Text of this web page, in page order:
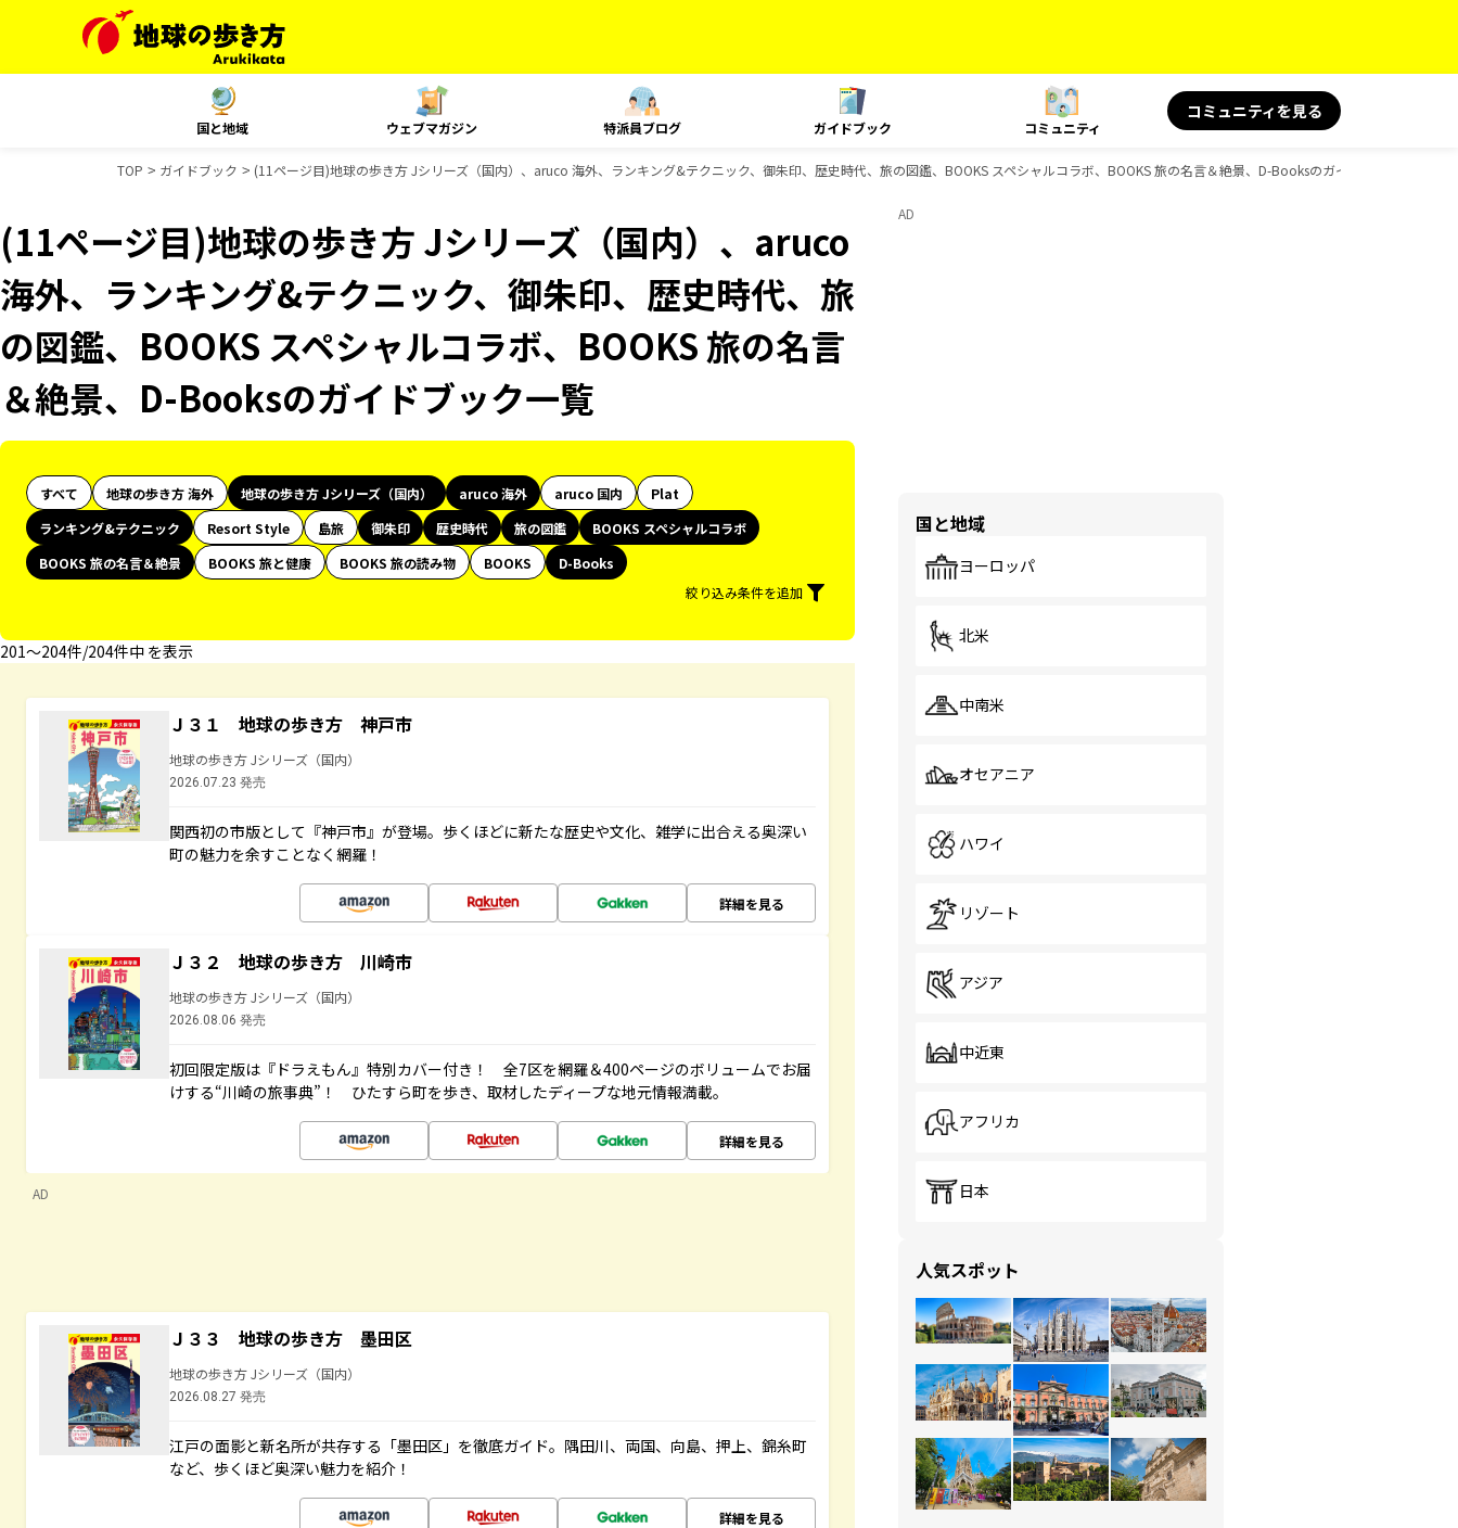
国と地域 ウェブマガジン 特派員ブログ ガイドブック コミュニティ
コミュニティを見る
TOP ガイドブック (11ページ目)地球の歩き方 Jシリーズ（国内）、aruco 海外、ランキング&テクニック、御朱印、歴史時代、旅の図鑑、BOOKS スペシャルコラボ、BOOKS 旅の名言＆絶景、D-Booksのガイドブック一覧
(11ページ目)地球の歩き方 Jシリーズ（国内）、aruco
海外、ランキング&テクニック、御朱印、歴史時代、旅
の図鑑、BOOKS スペシャルコラボ、BOOKS 旅の名言
＆絶景、D-Booksのガイドブック一覧
すべて 地球の歩き方 海外 地球の歩き方 Jシリーズ（国内） aruco 海外 aruco 国内
Plat
ランキング&テクニック
Resort Style 島旅 御朱印 歴史時代 旅の図鑑
BOOKS スペシャルコラボ
BOOKS 旅の名言＆絶景
BOOKS 旅と健康 BOOKS 旅の読み物 BOOKS
D-Books
絞り込み条件を追加
201〜204件/204件中 を表示
Ｊ３１ 地球の歩き方 神戸市
地球の歩き方 Jシリーズ（国内）
2026.07.23 発売
関西初の市版として『神戸市』が登場。歩くほどに新たな歴史や文化、雑学に出合える奥深い
町の魅力を余すことなく網羅！
詳細を見る
Ｊ３２ 地球の歩き方 川崎市
地球の歩き方 Jシリーズ（国内）
2026.08.06 発売
初回限定版は『ドラえもん』特別カバー付き！ 全7区を網羅＆400ページのボリュームでお届
けする“川崎の旅事典”！ ひたすら町を歩き、取材したディープな地元情報満載。
詳細を見る
AD
Ｊ３３ 地球の歩き方 墨田区
地球の歩き方 Jシリーズ（国内）
2026.08.27 発売
江戸の面影と新名所が共存する「墨田区」を徹底ガイド。隅田川、両国、向島、押上、錦糸町
など、歩くほど奥深い魅力を紹介！
詳細を見る
AD
国と地域
ヨーロッパ
北米
中南米
オセアニア
ハワイ
リゾート
アジア
中近東
アフリカ
日本
人気スポット